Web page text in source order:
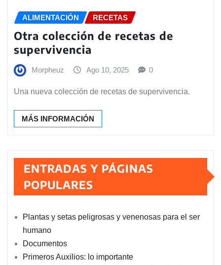
ALIMENTACIÓN RECETAS
Otra colección de recetas de
supervivencia
Morpheuz Ago 10, 2025 0
Una nueva colección de recetas de supervivencia.
MÁS INFORMACIÓN
ENTRADAS Y PÁGINAS
POPULARES
Plantas y setas peligrosas y venenosas para el ser
humano
Documentos
Primeros Auxilios: lo importante